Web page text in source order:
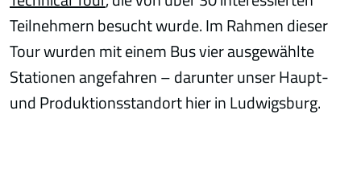
Teilnehmern besucht wurde. Im Rahmen dieser
Tour wurden mit einem Bus vier ausgewählte
Stationen angefahren – darunter unser Haupt-
und Produktionsstandort hier in Ludwigsburg.